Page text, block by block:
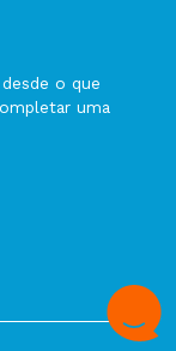
o que
uma